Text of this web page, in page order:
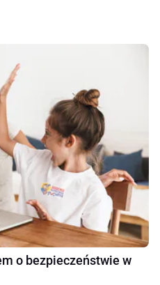
o bezpieczeństwie w